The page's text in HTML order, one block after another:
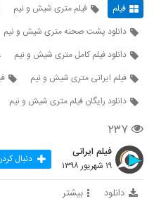
فیلم فیلم متری شیش و نیم
دانلود پشت صحنه متری شیش و نیم
دانلود فیلم کامل متری شیش و نیم
فیلم ایرانی متری شیش و نیم
دانلود رایگان فیلم متری شیش و نیم
۲۳۷
فیلم ایرانی
۱۹ شهریور ۱۳۹۸ دنبال
دانلود بیشتر